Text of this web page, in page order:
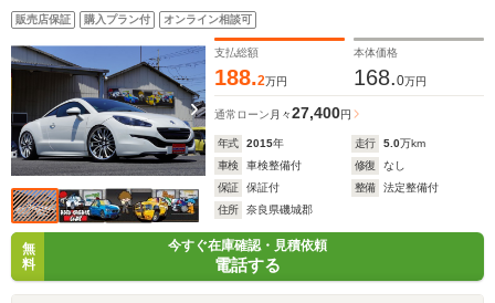
販売店保証 購入プラン付 オンライン相談可
支払総額
188.2万円
本体価格
168.0万円
通常ローン 月々27,400円
年式 2015年 走行 5.0万km
車検
車検整備付 修復
なし
保証
保証付 整備
法定整備付
住所
奈良県磯城郡
無
料
今すぐ在庫確認・見積依頼
電話する